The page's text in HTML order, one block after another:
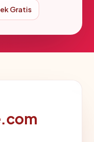
Gratis